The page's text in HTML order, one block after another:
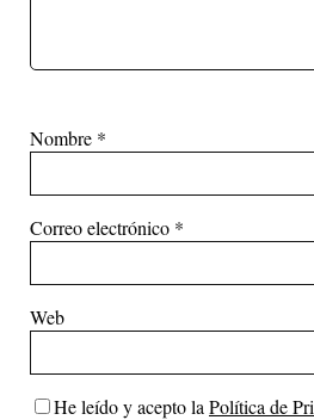
Nombre *
Correo electrónico *
Web
He leído y acepto la Política de